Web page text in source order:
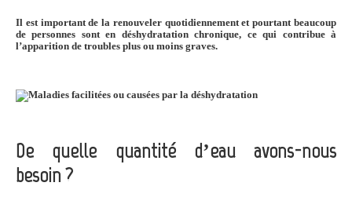
Il est important de la renouveler quotidiennement et pourtant beaucoup
de personnes sont en déshydratation chronique, ce qui contribue à
l’apparition de troubles plus ou moins graves.
De quelle quantité d’eau avons-nous
besoin ?